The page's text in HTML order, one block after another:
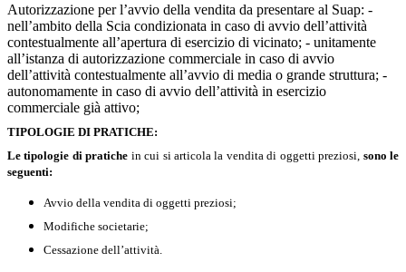
Autorizzazione per l’avvio della vendita da presentare al Suap: -
nell’ambito della Scia condizionata in caso di avvio dell’attività
contestualmente all’apertura di esercizio di vicinato; - unitamente
all’istanza di autorizzazione commerciale in caso di avvio
dell’attività contestualmente all’avvio di media o grande struttura; -
autonomamente in caso di avvio dell’attività in esercizio
commerciale già attivo;
TIPOLOGIE DI PRATICHE:
Le tipologie di pratiche in cui si articola la vendita di oggetti preziosi, sono le
seguenti:
Avvio della vendita di oggetti preziosi;
Modifiche societarie;
Cessazione dell’attività.